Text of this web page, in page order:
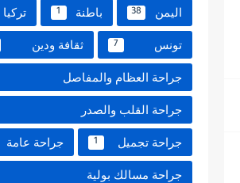
اليمن 38 باطنة 1 تركيا
تونس 7 ثقافة ودين
جراحة العظام والمفاصل
جراحة القلب والصدر
جراحة تجميل 1 جراحة عامة
جراحة مسالك بولية